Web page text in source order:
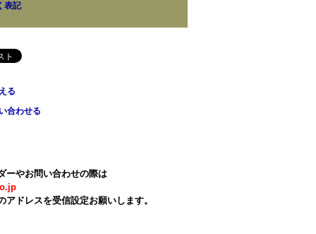
表記
る
合わせる
ーやお問い合わせの際は
アドレスを受信設定お願いします。